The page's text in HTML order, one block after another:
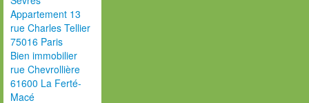
Appartement 13
rue Charles Tellier
75016 Paris
Bien immobilier
rue Chevrollière
61600 La Ferté-
Macé